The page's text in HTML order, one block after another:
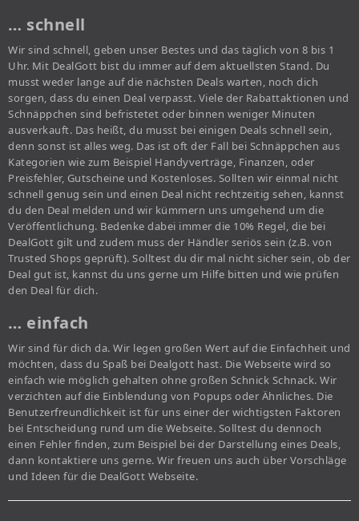
… schnell
Wir sind schnell, geben unser Bestes und das täglich von 8 bis 1
Uhr. Mit DealGott bist du immer auf dem aktuellsten Stand. Du
musst weder lange auf die nächsten Deals warten, noch dich
sorgen, dass du einen Deal verpasst. Viele der Rabattaktionen und
Schnäppchen sind befristetet oder binnen weniger Minuten
ausverkauft. Das heißt, du musst bei einigen Deals schnell sein,
denn sonst ist alles weg. Das ist oft der Fall bei Schnäppchen aus
Kategorien wie zum Beispiel Handyverträge, Finanzen, oder
Preisfehler, Gutscheine und Kostenloses. Sollten wir einmal nicht
schnell genug sein und einen Deal nicht rechtzeitig sehen, kannst
du den Deal melden und wir kümmern uns umgehend um die
Veröffentlichung. Bedenke dabei immer die 10% Regel, die bei
DealGott gilt und zudem muss der Händler seriös sein (z.B. von
Trusted Shops geprüft). Solltest du dir mal nicht sicher sein, ob der
Deal gut ist, kannst du uns gerne um Hilfe bitten und wie prüfen
den Deal für dich.
… einfach
Wir sind für dich da. Wir legen großen Wert auf die Einfachheit und
möchten, dass du Spaß bei Dealgott hast. Die Webseite wird so
einfach wie möglich gehalten ohne großen Schnick Schnack. Wir
verzichten auf die Einblendung von Popups oder Ähnliches. Die
Benutzerfreundlichkeit ist für uns einer der wichtigsten Faktoren
bei Entscheidung rund um die Webseite. Solltest du dennoch
einen Fehler finden, zum Beispiel bei der Darstellung eines Deals,
dann kontaktiere uns gerne. Wir freuen uns auch über Vorschläge
und Ideen für die DealGott Webseite.